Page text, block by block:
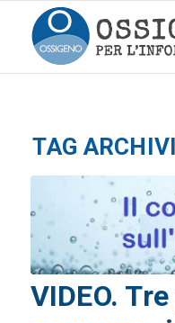
TAG
VIDEO.